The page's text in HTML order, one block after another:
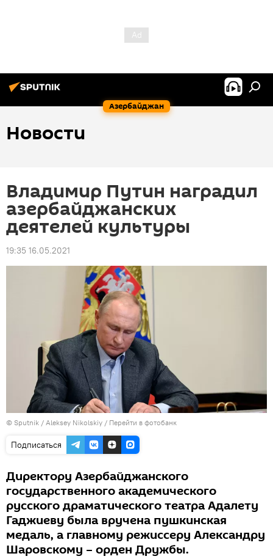
Азербайджан
Новости
Владимир Путин наградил
азербайджанских
деятелей культуры
19:35 16.05.2021
© Sputnik / Aleksey Nikolskiy / Перейти в фотобанк
Подписаться
Директору Азербайджанского
государственного академического
русского драматического театра Адалету
Гаджиеву была вручена пушкинская
медаль, а главному режиссеру Александру
Шаровскому – орден Дружбы.